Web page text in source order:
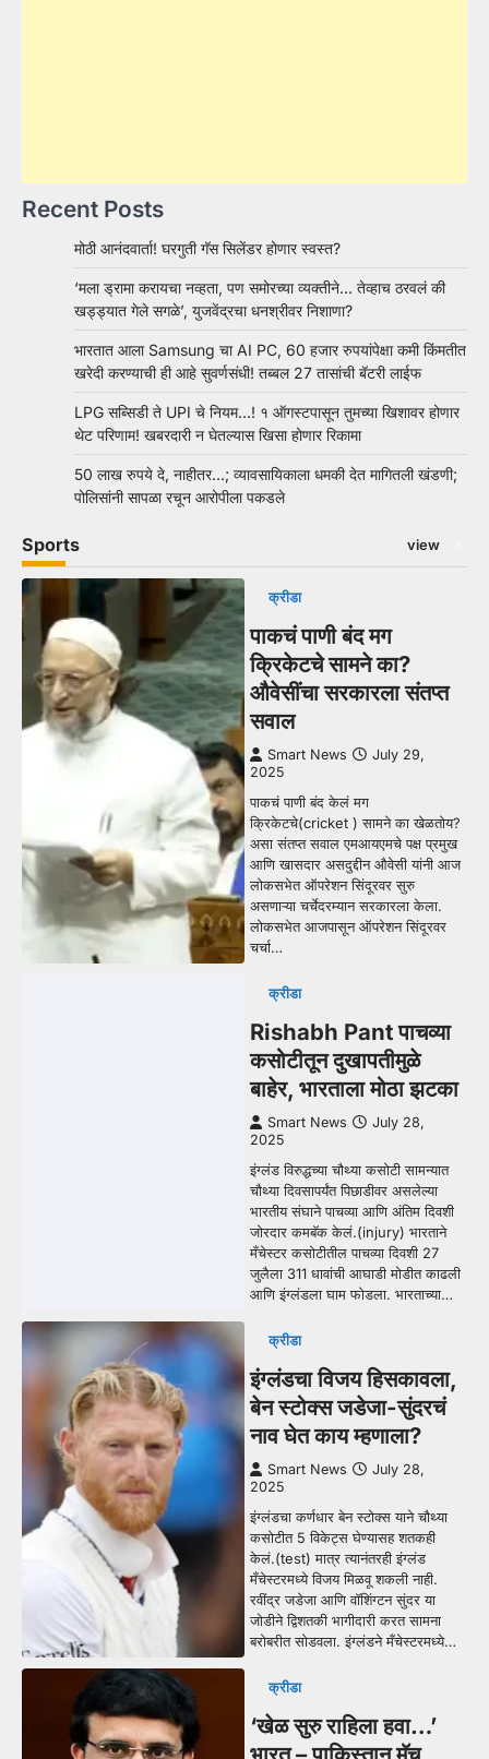
Recent Posts
मोठी आनंदवार्ता! घरगुती गॅस सिलेंडर होणार स्वस्त?
‘मला ड्रामा करायचा नव्हता, पण समोरच्या व्यक्तीने… तेव्हाच ठरवलं की
खड्ड्यात गेले सगळे’, युजवेंद्रचा धनश्रीवर निशाणा?
भारतात आला Samsung चा AI PC, 60 हजार रुपयांपेक्षा कमी किंमतीत
खरेदी करण्याची ही आहे सुवर्णसंधी! तब्बल 27 तासांची बॅटरी लाईफ
LPG सब्सिडी ते UPI चे नियम…! १ ऑगस्टपासून तुमच्या खिशावर होणार
थेट परिणाम! खबरदारी न घेतल्यास खिसा होणार रिकामा
50 लाख रुपये दे, नाहीतर…; व्यावसायिकाला धमकी देत मागितली खंडणी;
पोलिसांनी सापळा रचून आरोपीला पकडले
Sports view
क्रीडा
पाकचं पाणी बंद मग
क्रिकेटचे सामने का?
औवेसींचा सरकारला संतप्त
सवाल
Smart News
July 29,
2025
पाकचं पाणी बंद केलं मग
क्रिकेटचे(cricket ) सामने का खेळतोय?
असा संतप्त सवाल एमआयएमचे पक्ष प्रमुख
आणि खासदार असदुद्दीन औवेसी यांनी आज
लोकसभेत ऑपरेशन सिंदूरवर सुरु
असणाऱ्या चर्चेदरम्यान सरकारला केला.
लोकसभेत आजपासून ऑपरेशन सिंदूरवर
चर्चा…
क्रीडा
Rishabh Pant पाचव्या
कसोटीतून दुखापतीमुळे
बाहेर, भारताला मोठा झटका
Smart News
July 28,
2025
इंग्लंड विरुद्धच्या चौथ्या कसोटी सामन्यात
चौथ्या दिवसापर्यंत पिछाडीवर असलेल्या
भारतीय संघाने पाचव्या आणि अंतिम दिवशी
जोरदार कमबॅक केलं.(injury) भारताने
मँचेस्टर कसोटीतील पाचव्या दिवशी 27
जुलैला 311 धावांची आघाडी मोडीत काढली
आणि इंग्लंडला घाम फोडला. भारताच्या…
क्रीडा
इंग्लंडचा विजय हिसकावला,
बेन स्टोक्स जडेजा-सुंदरचं
नाव घेत काय म्हणाला?
Smart News
July 28,
2025
इंग्लंडचा कर्णधार बेन स्टोक्स याने चौथ्या
कसोटीत 5 विकेट्स घेण्यासह शतकही
केलं.(test) मात्र त्यानंतरही इंग्लंड
मँचेस्टरमध्ये विजय मिळवू शकली नाही.
रवींद्र जडेजा आणि वॉशिंग्टन सुंदर या
जोडीने द्विशतकी भागीदारी करत सामना
बरोबरीत सोडवला. इंग्लंडने मँचेस्टरमध्ये…
क्रीडा
‘खेळ सुरु राहिला हवा…’